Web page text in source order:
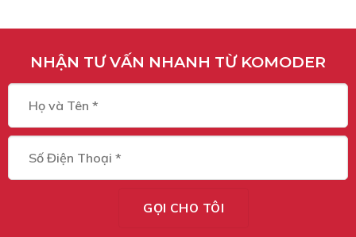
NHẬN TƯ VẤN NHANH TỪ KOMODER